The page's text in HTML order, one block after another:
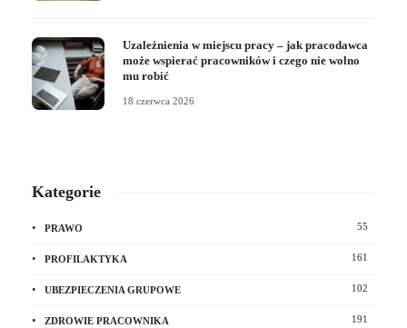
Uzależnienia w miejscu pracy – jak pracodawca
może wspierać pracowników i czego nie wolno
mu robić
18 czerwca 2026
Kategorie
PRAWO 55
PROFILAKTYKA 161
UBEZPIECZENIA GRUPOWE 102
ZDROWIE PRACOWNIKA 191